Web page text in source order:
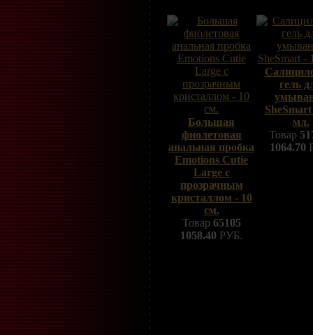
Большая
фиолетовая
анальная пробка
Emotions Cutie
Large с
прозрачным
кристаллом - 10
см.
Товар 65105
1058.40 РУБ.
гель
мл.
Товар
1064.70